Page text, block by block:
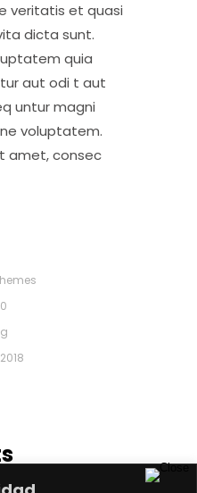
veritatis et quasi
dicta sunt.
quia
aut odi t aut
untur magni
voluptatem.
amet, consec